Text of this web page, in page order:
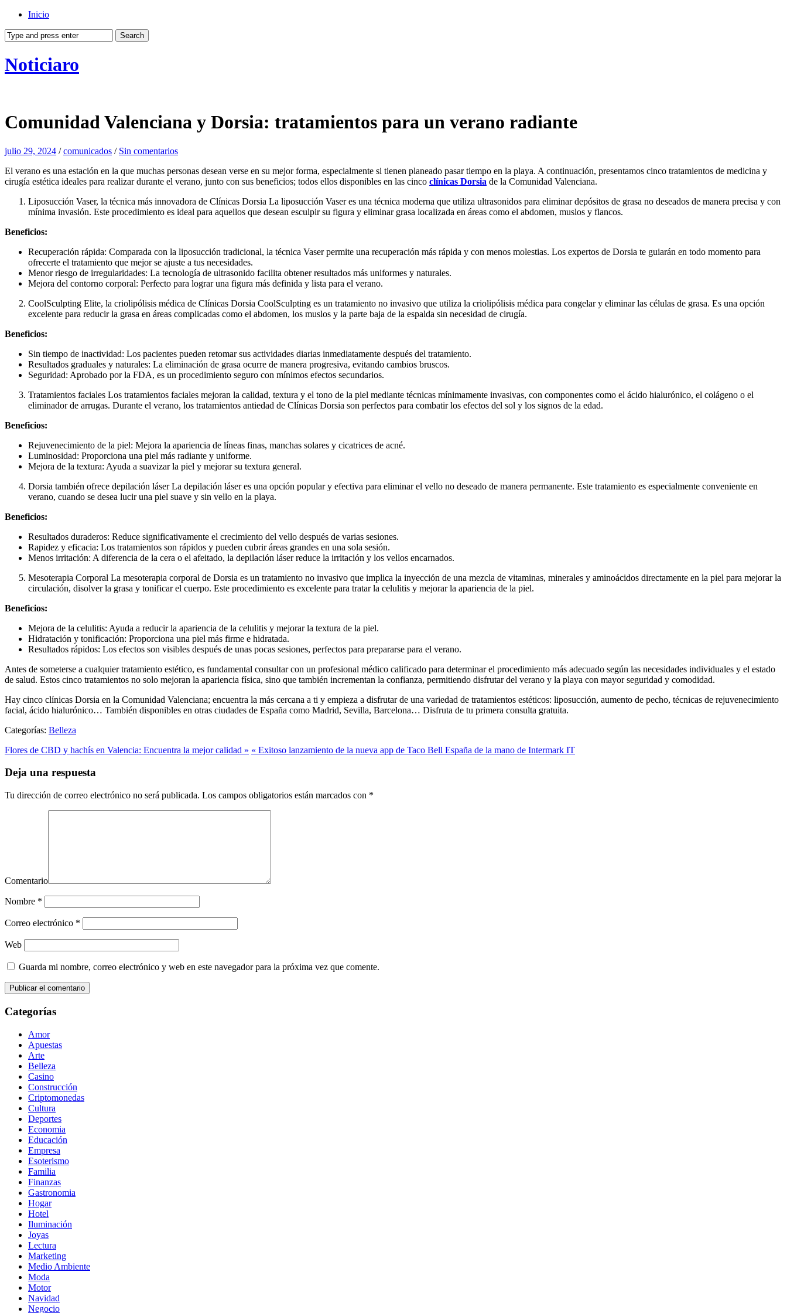
Inicio
Noticiaro
Comunidad Valenciana y Dorsia: tratamientos para un verano radiante
julio 29, 2024 /comunicados / Sin comentarios
El verano es una estación en la que muchas personas desean verse en su mejor forma, especialmente si tienen planeado pasar tiempo en la playa. A continuación, presentamos cinco tratamientos de medicina y
cirugía estética ideales para realizar durante el verano, junto con sus beneficios; todos ellos disponibles en las cinco clínicas Dorsia de la Comunidad Valenciana.
Liposucción Vaser, la técnica más innovadora de Clínicas Dorsia La liposucción Vaser es una técnica moderna que utiliza ultrasonidos para eliminar depósitos de grasa no deseados de manera precisa y con
mínima invasión. Este procedimiento es ideal para aquellos que desean esculpir su figura y eliminar grasa localizada en áreas como el abdomen, muslos y flancos.
Beneficios:
Recuperación rápida: Comparada con la liposucción tradicional, la técnica Vaser permite una recuperación más rápida y con menos molestias. Los expertos de Dorsia te guiarán en todo momento para
ofrecerte el tratamiento que mejor se ajuste a tus necesidades.
Menor riesgo de irregularidades: La tecnología de ultrasonido facilita obtener resultados más uniformes y naturales.
Mejora del contorno corporal: Perfecto para lograr una figura más definida y lista para el verano.
CoolSculpting Elite, la criolipólisis médica de Clínicas Dorsia CoolSculpting es un tratamiento no invasivo que utiliza la criolipólisis médica para congelar y eliminar las células de grasa. Es una opción
excelente para reducir la grasa en áreas complicadas como el abdomen, los muslos y la parte baja de la espalda sin necesidad de cirugía.
Beneficios:
Sin tiempo de inactividad: Los pacientes pueden retomar sus actividades diarias inmediatamente después del tratamiento.
Resultados graduales y naturales: La eliminación de grasa ocurre de manera progresiva, evitando cambios bruscos.
Seguridad: Aprobado por la FDA, es un procedimiento seguro con mínimos efectos secundarios.
Tratamientos faciales Los tratamientos faciales mejoran la calidad, textura y el tono de la piel mediante técnicas mínimamente invasivas, con componentes como el ácido hialurónico, el colágeno o el
eliminador de arrugas. Durante el verano, los tratamientos antiedad de Clínicas Dorsia son perfectos para combatir los efectos del sol y los signos de la edad.
Beneficios:
Rejuvenecimiento de la piel: Mejora la apariencia de líneas finas, manchas solares y cicatrices de acné.
Luminosidad: Proporciona una piel más radiante y uniforme.
Mejora de la textura: Ayuda a suavizar la piel y mejorar su textura general.
Dorsia también ofrece depilación láser La depilación láser es una opción popular y efectiva para eliminar el vello no deseado de manera permanente. Este tratamiento es especialmente conveniente en
verano, cuando se desea lucir una piel suave y sin vello en la playa.
Beneficios:
Resultados duraderos: Reduce significativamente el crecimiento del vello después de varias sesiones.
Rapidez y eficacia: Los tratamientos son rápidos y pueden cubrir áreas grandes en una sola sesión.
Menos irritación: A diferencia de la cera o el afeitado, la depilación láser reduce la irritación y los vellos encarnados.
Mesoterapia Corporal La mesoterapia corporal de Dorsia es un tratamiento no invasivo que implica la inyección de una mezcla de vitaminas, minerales y aminoácidos directamente en la piel para mejorar la
circulación, disolver la grasa y tonificar el cuerpo. Este procedimiento es excelente para tratar la celulitis y mejorar la apariencia de la piel.
Beneficios:
Mejora de la celulitis: Ayuda a reducir la apariencia de la celulitis y mejorar la textura de la piel.
Hidratación y tonificación: Proporciona una piel más firme e hidratada.
Resultados rápidos: Los efectos son visibles después de unas pocas sesiones, perfectos para prepararse para el verano.
Antes de someterse a cualquier tratamiento estético, es fundamental consultar con un profesional médico calificado para determinar el procedimiento más adecuado según las necesidades individuales y el estado
de salud. Estos cinco tratamientos no solo mejoran la apariencia física, sino que también incrementan la confianza, permitiendo disfrutar del verano y la playa con mayor seguridad y comodidad.
Hay cinco clínicas Dorsia en la Comunidad Valenciana; encuentra la más cercana a ti y empieza a disfrutar de una variedad de tratamientos estéticos: liposucción, aumento de pecho, técnicas de rejuvenecimiento
facial, ácido hialurónico… También disponibles en otras ciudades de España como Madrid, Sevilla, Barcelona… Disfruta de tu primera consulta gratuita.
Categorías: Belleza
Flores de CBD y hachís en Valencia: Encuentra la mejor calidad » « Exitoso lanzamiento de la nueva app de Taco Bell España de la mano de Intermark IT
Deja una respuesta
Tu dirección de correo electrónico no será publicada. Los campos obligatorios están marcados con *
Comentario
Nombre *
Correo electrónico *
Web
Guarda mi nombre, correo electrónico y web en este navegador para la próxima vez que comente.
Categorías
Amor
Apuestas
Arte
Belleza
Casino
Construcción
Criptomonedas
Cultura
Deportes
Economia
Educación
Empresa
Esoterismo
Familia
Finanzas
Gastronomia
Hogar
Hotel
Iluminación
Joyas
Lectura
Marketing
Medio Ambiente
Moda
Motor
Navidad
Negocio